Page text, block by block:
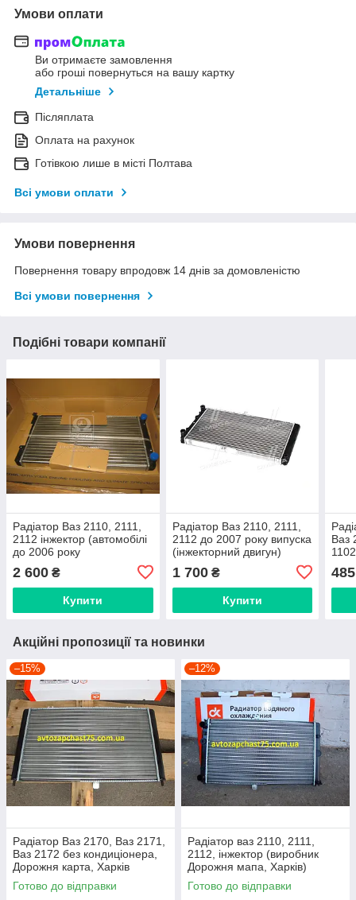
Умови оплати
Ви отримаєте замовлення
або гроші повернуться на вашу картку
Детальніше
Післяплата
Оплата на рахунок
Готівкою лише в місті Полтава
Всі умови оплати
Умови повернення
Повернення товару впродовж 14 днів за домовленістю
Всі умови повернення
Подібні товари компанії
Радіатор Ваз 2110, 2111,
2112 інжектор (автомобілі
до 2006 року
Данія
2 600 ₴
Купити
Радіатор Ваз 2110, 2111,
2112 до 2007 року випуска
(інжекторний двигун)
1 700₴
Купити
Ваз
485
Акційні пропозиції та новинки
–15%
Радіатор Ваз 2170, Ваз 2171,
Ваз 2172 без кондиціонера,
Дорожня карта, Харків
Готово до відправки
–12%
Радіатор ваз 2110, 2111,
2112, інжектор (виробник
Дорожня мапа, Харків)
Готово до відправки